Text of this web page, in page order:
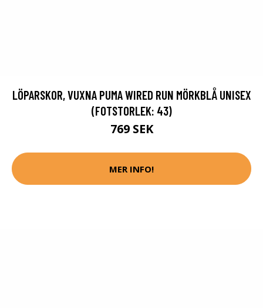
LÖPARSKOR, VUXNA PUMA WIRED RUN MÖRKBLÅ UNISEX
(FOTSTORLEK: 43)
769 SEK
MER INFO!